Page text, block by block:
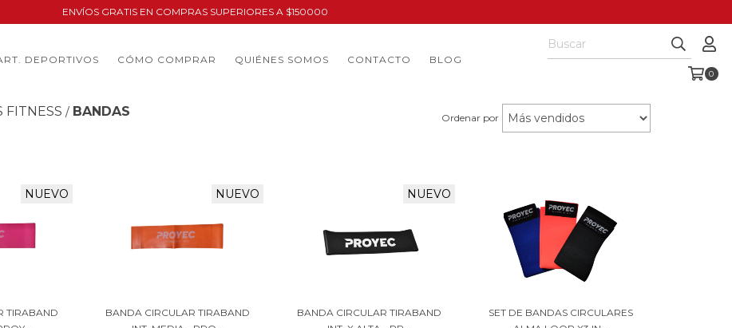
ENVÍOS GRATIS EN COMPRAS SUPERIORES A $150000
DEPORTIVOS CÓMO COMPRAR QUIÉNES SOMOS CONTACTO BLOG
0
FITNESS / BANDAS Ordenar por
NUEVO
TIRABAND
NUEVO
BANDA CIRCULAR TIRABAND
NUEVO
BANDA CIRCULAR TIRABAND
SET DE BANDAS CIRCULARES